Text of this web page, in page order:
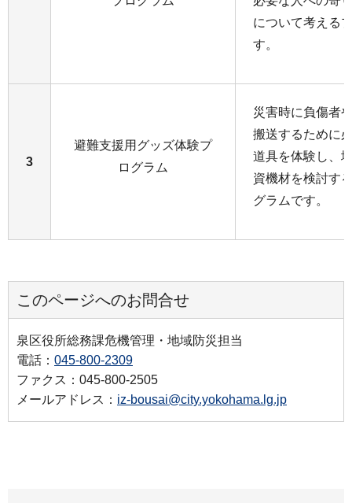
について考える
す。
3
避難支援用グッズ体験プ
ログラム
災害時に負傷者
搬送するために
道具を体験し、
資機材を検討す
グラムです。
このページへのお問合せ
泉区役所総務課危機管理・地域防災担当
電話： 045-800-2309
ファクス：045-800-2505
メールアドレス： iz-bousai@city.yokohama.lg.jp